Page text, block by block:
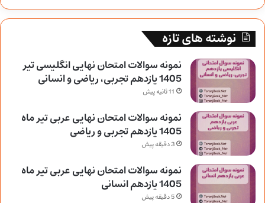
نوشته های تازه
نمونه سوالات امتحان نهایی انگلیسی تیر
1405 یازدهم تجربی، ریاضی و انسانی
11 ثانیه پیش
نمونه سوالات امتحان نهایی عربی تیر ماه
1405 یازدهم تجربی و ریاضی
3 دقیقه پیش
نمونه سوالات امتحان نهایی عربی تیر ماه
1405 یازدهم انسانی
5 دقیقه پیش